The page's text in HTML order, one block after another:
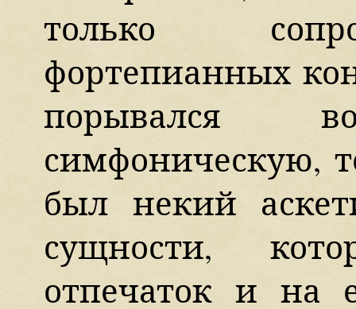
только
фортепианных
порывался
симфоническую,
был некий
сущности,
отпечаток и на